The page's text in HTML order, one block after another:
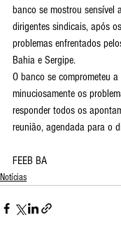
banco se mostrou sensível
dirigentes sindicais, após
problemas enfrentados
Bahia e Sergipe.
O banco se comprometeu
minuciosamente os
responder todos os
reunião, agendada para o
FEEB BA
Notícias